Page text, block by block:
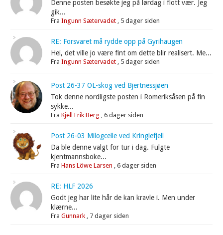
Denne posten besøkte jeg på lørdag i flott vær. Jeg
gik...
FraIngunn Sætervadet , 5 dager siden
RE: Forsvaret må rydde opp på Gyrihaugen
Hei, det ville jo være fint om dette blir realisert. Me...
FraIngunn Sætervadet , 5 dager siden
Post 26-37 OL-skog ved Bjertnessjøen
Tok denne nordligste posten i Romeriksåsen på fin
sykke...
FraKjell Erik Berg ,6 dager siden
Post 26-03 Milogcelle ved Kringlefjell
Da ble denne valgt for tur i dag. Fulgte
kjentmannsboke...
FraHans Löwe Larsen ,6 dager siden
RE: HLF 2026
Godt jeg har lite hår de kan kravle i. Men under
klærne...
FraGunnark , 7 dager siden